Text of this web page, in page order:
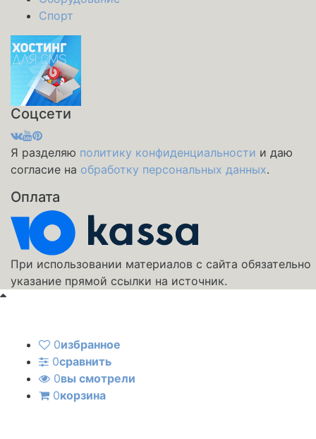
Спорт
Соцсети
Я разделяю политику конфиденциальности и даю
согласие на обработку персональных данных.
Оплата
При использовании материалов с сайта обязательно
указание прямой ссылки на источник.
0избранное
0сравнить
0вы смотрели
0корзина